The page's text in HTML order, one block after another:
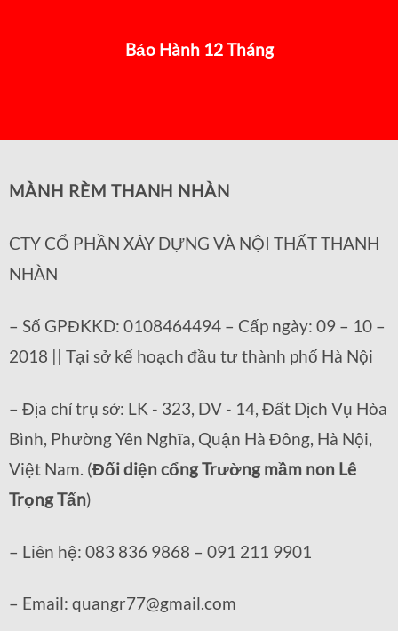
Bảo Hành 12 Tháng
MÀNH RÈM THANH NHÀN
CTY CỔ PHẦN XÂY DỰNG VÀ NỘI THẤT THANH
NHÀN
– Số GPĐKKD: 0108464494 – Cấp ngày: 09 – 10 –
2018 || Tại sở kế hoạch đầu tư thành phố Hà Nội
– Địa chỉ trụ sở: LK - 323, DV - 14, Đất Dịch Vụ Hòa
Bình, Phường Yên Nghĩa, Quận Hà Đông, Hà Nội,
Việt Nam. (Đối diện cổng Trường mầm non Lê
Trọng Tấn)
– Liên hệ: 083 836 9868 – 091 211 9901
– Email: quangr77@gmail.com